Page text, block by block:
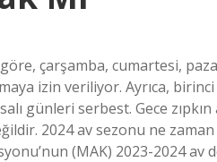
göre, çarşamba, cumartesi,
izin veriliyor. Ayrıca,
günleri serbest. Gece zıpkın
2024 av sezonu ne
(MAK) 2023-2024